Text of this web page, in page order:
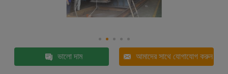
ভালো দাম আমাদের সাথে যোগাযোগ করুন